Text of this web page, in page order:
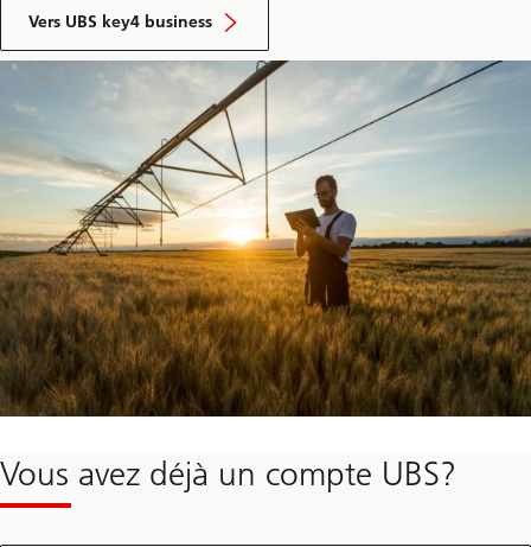
Vers UBS key4 business
Vous avez déjà un compte UBS?